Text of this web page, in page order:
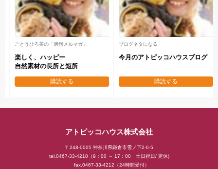
メールセミナー 全7回
失敗しない
本物の家を作り秘訣
購読する
後藤坂の「日刊メルマガ」
地域No.１工務店になる
購読する
アトピッコハウス株式会社
〒248-0005 神奈川県鎌倉市雪ノ下2-6-5
tel.0467-33-4210（9：00 ～ 17：00 土日祝日/ 定休)
fax.0467-33-4212（24時間受付）